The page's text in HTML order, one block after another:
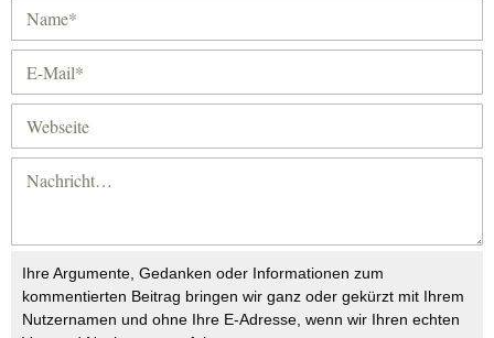
Ihre Argumente, Gedanken oder Informationen zum
kommentierten Beitrag bringen wir ganz oder gekürzt mit Ihrem
Nutzernamen und ohne Ihre E-Adresse, wenn wir Ihren echten